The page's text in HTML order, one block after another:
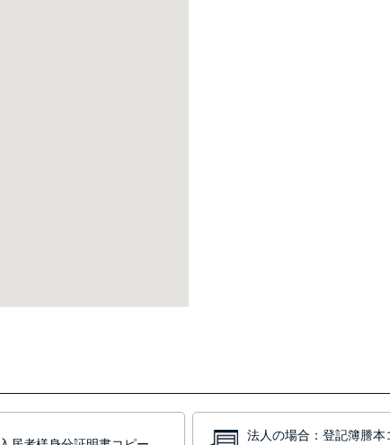
法人の場合：登記簿謄本